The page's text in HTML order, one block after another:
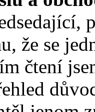
že se
čtení